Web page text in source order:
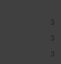
3
3
3